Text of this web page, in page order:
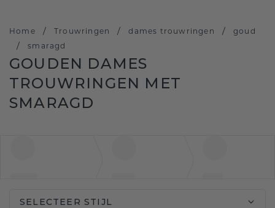
Home / Trouwringen / dames trouwringen / goud
/ smaragd
GOUDEN DAMES
TROUWRINGEN MET
SMARAGD
SELECTEER STIJL